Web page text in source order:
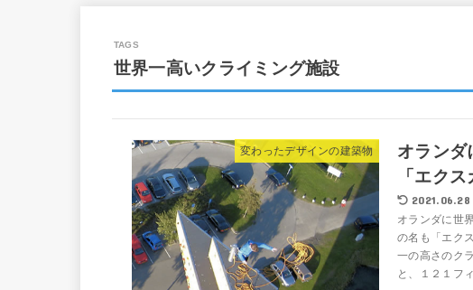
世界一高いクライミング施設
変わったデザインの建築物
オランダ
「エク
2021.06.28
オランダに世
の名も「エク
一の高さのク
と、１２１フ